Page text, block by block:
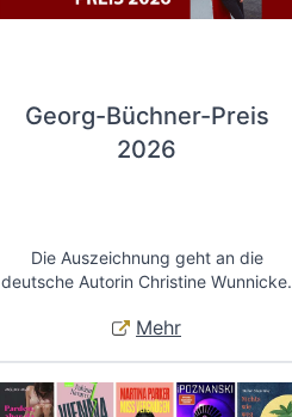
Georg-Büchner-Preis
2026
Die Auszeichnung geht an die
deutsche Autorin Christine Wunnicke.
Mehr